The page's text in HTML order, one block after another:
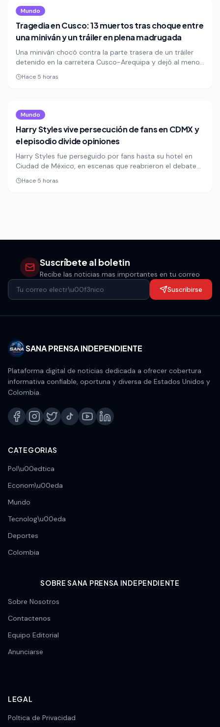
Mundo
Tragedia en Cusco: 13 muertos tras choque entre
una miniván y un tráiler en plena madrugada
Una miniván chocó contra la parte trasera de un tráiler
detenido en la carretera Cusco-Arequipa y dejó al menos
13 muertos y 4 heridos. El caso vuelve a exponer la
precariedad vial y la alta letalidad del tránsito en Perú.
Hace 5 horas
Mundo
Harry Styles vive persecución de fans en CDMX y
el episodio divide opiniones
Harry Styles fue perseguido por fans hasta su hotel en
Ciudad de México, en escenas que reabrieron el debate
sobre los límites entre la euforia y el acoso a las
celebridades. El episodio dividió opiniones en redes y
Hace 5 horas
Suscríbete al boletin
Recibe las noticias mas importantes en tu correo
Suscribirse
SANA PRENSA INDEPENDIENTE
Plataforma digital de noticias dedicada a ofrecer cobertura
informativa confiable, oportuna y diversa de Estados Unidos y
Colombia.
CATEGORIAS
Pol\u00edtica
Econom\u00eda
Mundo
Tecnolog\u00eda
Deportes
Colombia
SOBRE SANA PRENSA INDEPENDIENTE
Sobre Nosotros
Contactenos
Equipo Editorial
Anunciarse
LEGAL
Poltica de Privacidad